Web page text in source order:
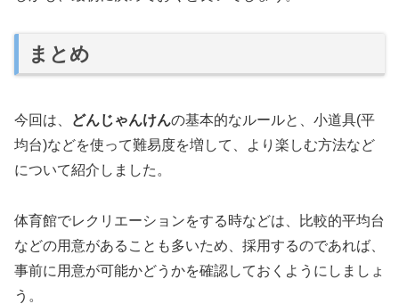
まとめ
今回は、 どんじゃんけんの基本的なルールと、小道具(平
均台)などを使って難易度を増して、より楽しむ方法など
について紹介しました。
体育館でレクリエーションをする時などは、比較的平均台
などの用意があることも多いため、採用するのであれば、
事前に用意が可能かどうかを確認しておくようにしましょ
う。